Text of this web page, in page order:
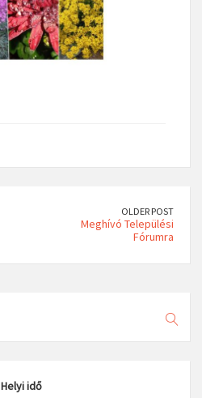
OLDER POST
Meghívó Települési
Fórumra
Helyi idő